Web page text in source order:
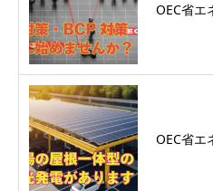
OEC省エ
OEC省エ